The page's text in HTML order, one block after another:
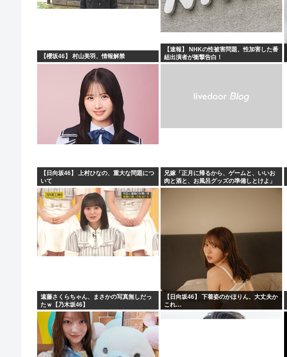
【櫻坂46】 村山美羽、情報解禁
【速報】 NHKの性被害問題、性加害した番
組出演者が衝撃告白！
【日向坂46】 上村ひなの、重大な問題につ
いて
兄嫁「正月に帰るから、ゲームと、いいお
肉と酒と、お風呂グッズの準備しとけよ」
寝起きの私「知るかボケ」兄嫁「キィィィ
遠藤さくらちゃん、まさかの写真無しだっ
たｗ【乃木坂46】
【日向坂46】 下着姿のかほりん、大丈夫か
これ…